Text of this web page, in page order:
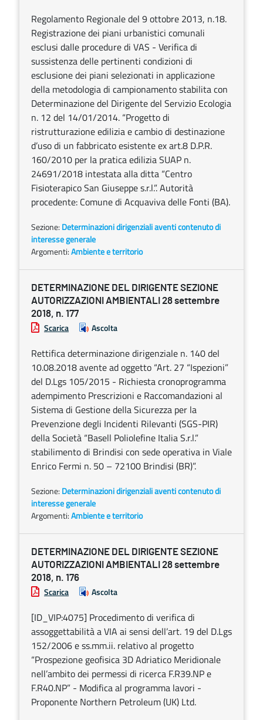
Regolamento Regionale del 9 ottobre 2013, n.18.
Registrazione dei piani urbanistici comunali
esclusi dalle procedure di VAS - Verifica di
sussistenza delle pertinenti condizioni di
esclusione dei piani selezionati in applicazione
della metodologia di campionamento stabilita con
Determinazione del Dirigente del Servizio Ecologia
n. 12 del 14/01/2014. “Progetto di
ristrutturazione edilizia e cambio di destinazione
d’uso di un fabbricato esistente ex art.8 D.P.R.
160/2010 per la pratica edilizia SUAP n.
24691/2018 intestata alla ditta “Centro
Fisioterapico San Giuseppe s.r.l.”. Autorità
procedente: Comune di Acquaviva delle Fonti (BA).
Sezione: Determinazioni dirigenziali aventi contenuto di
interesse generale
Argomenti:Ambiente e territorio
DETERMINAZIONE DEL DIRIGENTE SEZIONE
AUTORIZZAZIONI AMBIENTALI 28 settembre
2018, n. 177
Scarica Ascolta
Rettifica determinazione dirigenziale n. 140 del
10.08.2018 avente ad oggetto “Art. 27 “Ispezioni”
del D.Lgs 105/2015 - Richiesta cronoprogramma
adempimento Prescrizioni e Raccomandazioni al
Sistema di Gestione della Sicurezza per la
Prevenzione degli Incidenti Rilevanti (SGS-PIR)
della Società “Basell Poliolefine Italia S.r.l.”
stabilimento di Brindisi con sede operativa in Viale
Enrico Fermi n. 50 – 72100 Brindisi (BR)”.
Sezione: Determinazioni dirigenziali aventi contenuto di
interesse generale
Argomenti:Ambiente e territorio
DETERMINAZIONE DEL DIRIGENTE SEZIONE
AUTORIZZAZIONI AMBIENTALI 28 settembre
2018, n. 176
Scarica Ascolta
[ID_VIP:4075] Procedimento di verifica di
assoggettabilità a VIA ai sensi dell’art. 19 del D.Lgs
152/2006 e ss.mm.ii. relativo al progetto
“Prospezione geofisica 3D Adriatico Meridionale
nell’ambito dei permessi di ricerca F.R39.NP e
F.R40.NP” - Modifica al programma lavori -
Proponente Northern Petroleum (UK) Ltd.